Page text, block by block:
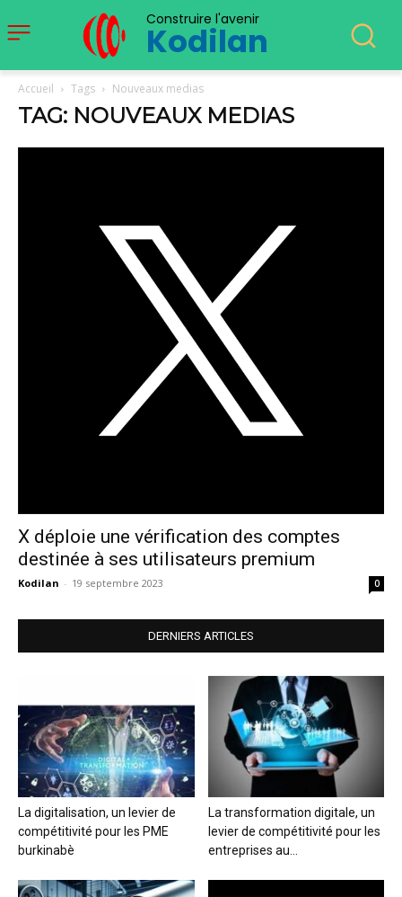
Construire l'avenir
Kodilan
Accueil Tags Nouveaux medias
TAG: NOUVEAUX MEDIAS
X déploie une vérification des comptes
destinée à ses utilisateurs premium
Kodilan - 19 septembre 2023 0
DERNIERS ARTICLES
La digitalisation, un levier de
compétitivité pour les PME
burkinabè
La transformation digitale, un
levier de compétitivité pour les
entreprises au...